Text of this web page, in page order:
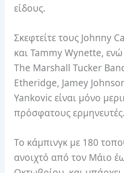
είδους.
Σκεφτείτε τους Johnny
και Tammy Wynette,
The Marshall Tucker
Etheridge, Jamey
Yankovic είναι μόνο
πρόσφατους ερμηνευτές.
Το κάμπινγκ με 180
ανοιχτό από τον Μάιο